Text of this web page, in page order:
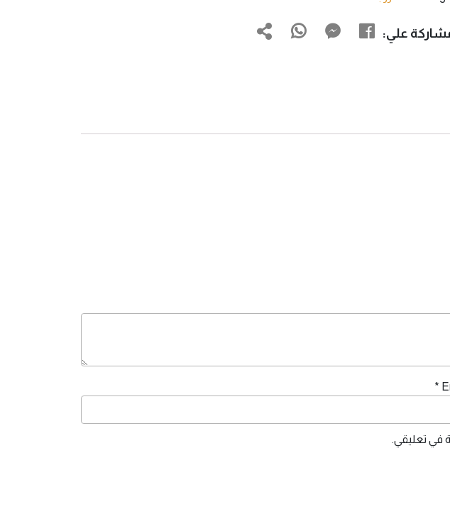
علي:
*
في تعليقي.